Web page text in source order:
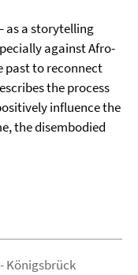
as a storytelling
against Afro-
past to reconnect
the process
influence the
the disembodied
Königsbrück